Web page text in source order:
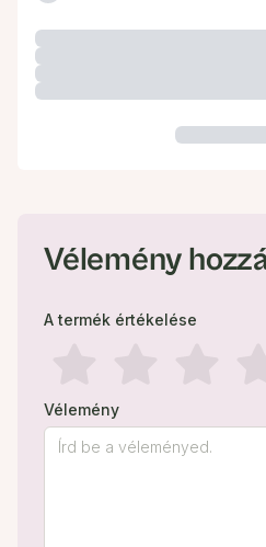
Vélemény
A termék értékelése
Vélemény